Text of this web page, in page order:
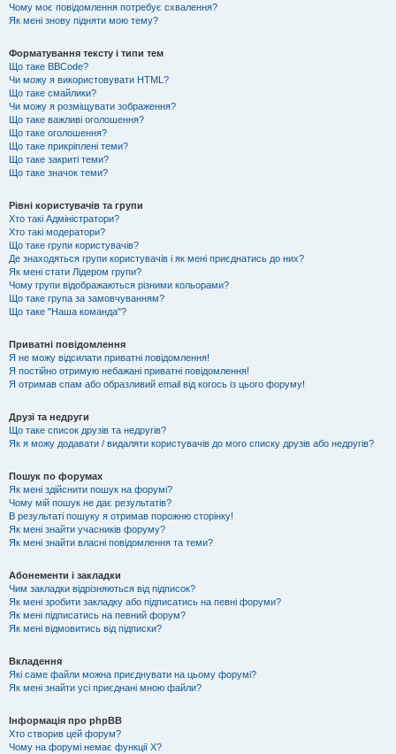
Чому моє повідомлення потребує схвалення?
Як мені знову підняти мою тему?
Форматування тексту і типи тем
Що таке BBCode?
Чи можу я використовувати HTML?
Що таке смайлики?
Чи можу я розміщувати зображення?
Що таке важливі оголошення?
Що таке оголошення?
Що таке прикріплені теми?
Що таке закриті теми?
Що таке значок теми?
Рівні користувачів та групи
Хто такі Адміністратори?
Хто такі модератори?
Що таке групи користувачів?
Де знаходяться групи користувачів і як мені приєднатись до них?
Як мені стати Лідером групи?
Чому групи відображаються різними кольорами?
Що таке група за замовчуванням?
Що таке "Наша команда"?
Приватні повідомлення
Я не можу відсилати приватні повідомлення!
Я постійно отримую небажані приватні повідомлення!
Я отримав спам або образливий email від когось із цього форуму!
Друзі та недруги
Що таке список друзів та недругів?
Як я можу додавати / видаляти користувачів до мого списку друзів або недругів?
Пошук по форумах
Як мені здійснити пошук на форумі?
Чому мій пошук не дає результатів?
В результаті пошуку я отримав порожню сторінку!
Як мені знайти учасників форуму?
Як мені знайти власні повідомлення та теми?
Абонементи і закладки
Чим закладки відрізняються від підписок?
Як мені зробити закладку або підписатись на певні форуми?
Як мені підписатись на певний форум?
Як мені відмовитись від підписки?
Вкладення
Які саме файли можна приєднувати на цьому форумі?
Як мені знайти усі приєднані мною файли?
Інформація про phpBB
Хто створив цей форум?
Чому на форумі немає функції X?